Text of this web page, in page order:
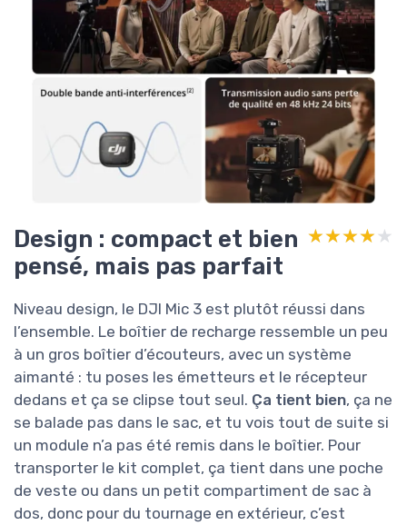
Design : compact et bien
pensé, mais pas parfait
★★★★★
★★★★★
Niveau design, le DJI Mic 3 est plutôt réussi dans
l’ensemble. Le boîtier de recharge ressemble un peu
à un gros boîtier d’écouteurs, avec un système
aimanté : tu poses les émetteurs et le récepteur
dedans et ça se clipse tout seul. Ça tient bien, ça ne
se balade pas dans le sac, et tu vois tout de suite si
un module n’a pas été remis dans le boîtier. Pour
transporter le kit complet, ça tient dans une poche
de veste ou dans un petit compartiment de sac à
dos, donc pour du tournage en extérieur, c’est